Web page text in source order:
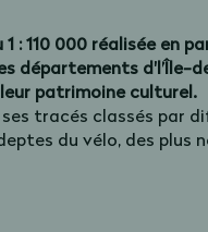
1 : 110 000 réalisée en
départements d'l’Île-
patrimoine culturel.
ses tracés classés par
du vélo, des plus